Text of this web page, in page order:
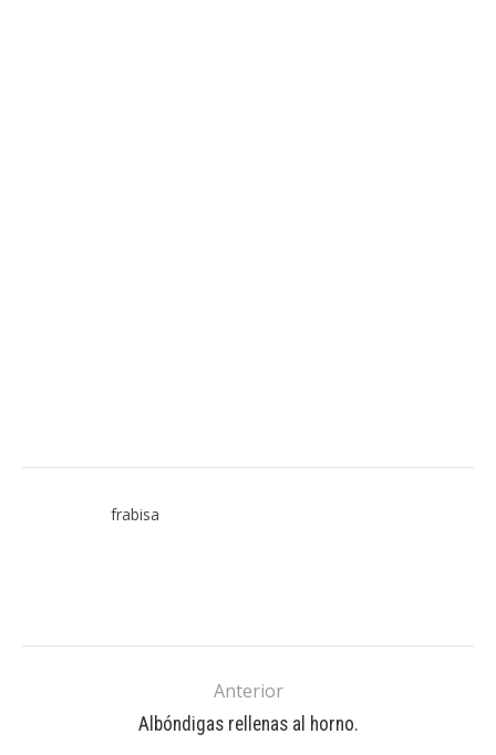
frabisa
Anterior
Albóndigas rellenas al horno.